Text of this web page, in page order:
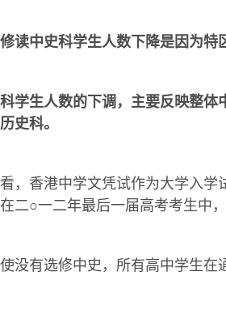
读中史科学生人数下降是因为特
学生人数的下调，主要反映整
史科。
，香港中学文凭试作为大学入
二○一二年最后一届高考考生中
没有选修中史，所有高中学生